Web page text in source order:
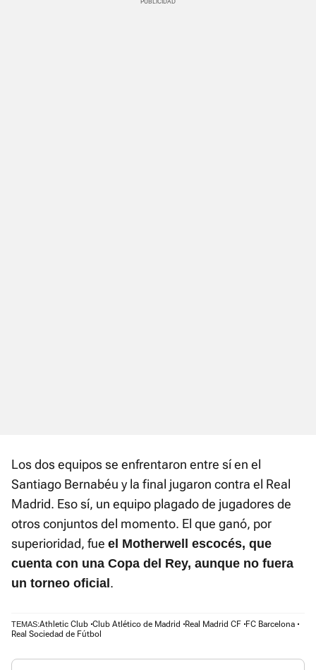
Los dos equipos se enfrentaron entre sí en el
Santiago Bernabéu y la final jugaron contra el Real
Madrid. Eso sí, un equipo plagado de jugadores de
otros conjuntos del momento. El que ganó, por
superioridad, fue el Motherwell escocés, que
cuenta con una Copa del Rey, aunque no fuera
un torneo oficial .
TEMAS:Athletic Club Club Atlético de Madrid Real Madrid CF FC Barcelona
Real Sociedad de Fútbol